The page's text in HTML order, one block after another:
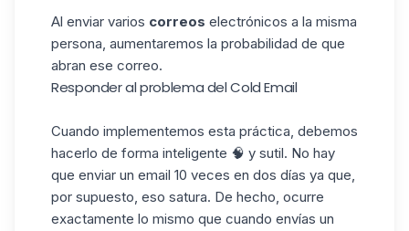
Al enviar varios correos electrónicos a la misma
persona, aumentaremos la probabilidad de que
abran ese correo.
Responder al problema del Cold Email
Cuando implementemos esta práctica, debemos
hacerlo de forma inteligente 🧠 y sutil. No hay
que enviar un email 10 veces en dos días ya que,
por supuesto, eso satura. De hecho, ocurre
exactamente lo mismo que cuando envías un